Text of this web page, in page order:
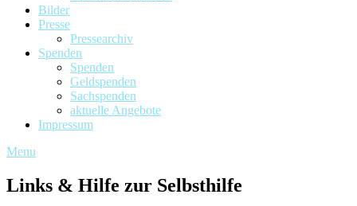
Bilder
Presse
Pressearchiv
Spenden
Spenden
Geldspenden
Sachspenden
aktuelle Angebote
Impressum
Menu
Links & Hilfe zur Selbsthilfe